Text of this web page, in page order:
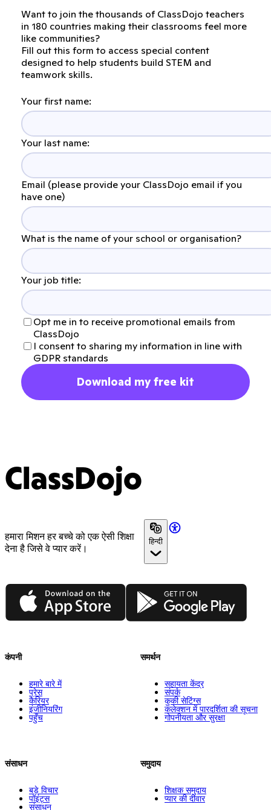
Want to join the thousands of ClassDojo teachers
in 180 countries making their classrooms feel more
like communities?
Fill out this form to access special content
designed to help students build STEM and
teamwork skills.
Your first name:
Your last name:
Email (please provide your ClassDojo email if you
have one)
What is the name of your school or organisation?
Your job title:
Opt me in to receive promotional emails from
ClassDojo
I consent to sharing my information in line with
GDPR standards
Download my free kit
ClassDojo
हमारा मिशन हर बच्चे को एक ऐसी शिक्षा
देना है जिसे वे प्यार करें।
हिन्दी
App Store Google Play
कंपनी
हमारे बारे में
प्रेस
कैरियर
इंजीनियरिंग
पहुँच
संसाधन
बड़े विचार
पॉइंट्स
संसाधन
समर्थन
सहायता केंद्र
संपर्क
कुकी सेटिंग्स
कलेक्शन में पारदर्शिता की सूचना
गोपनीयता और सुरक्षा
समुदाय
शिक्षक समुदाय
प्यार की दीवार